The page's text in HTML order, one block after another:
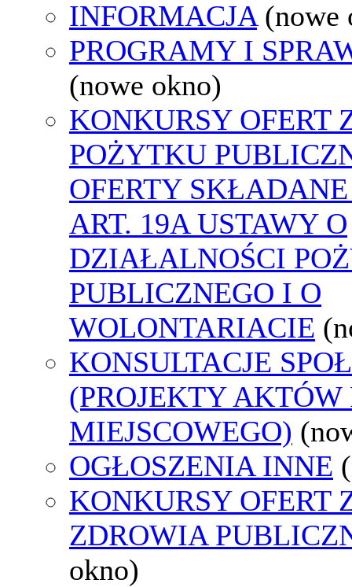
INFORMACJA (nowe
PROGRAMY I
(nowe okno)
KONKURSY OFERT
POŻYTKU
OFERTY
ART. 19A USTAWY O
DZIAŁALNOŚCI
PUBLICZNEGO I O
WOLONTARIACIE
KONSULTACJE
(PROJEKTY AKTÓW
MIEJSCOWEGO)
OGŁOSZENIA INNE
KONKURSY OFERT
ZDROWIA
okno)